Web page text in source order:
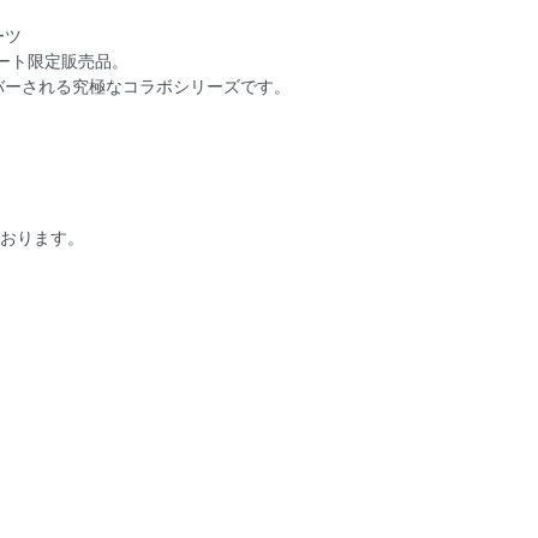
ツ
限定販売品。
される究極なコラボシリーズです。
ります。